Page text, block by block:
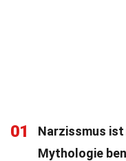
01
Narzissmus ist
Mythologie